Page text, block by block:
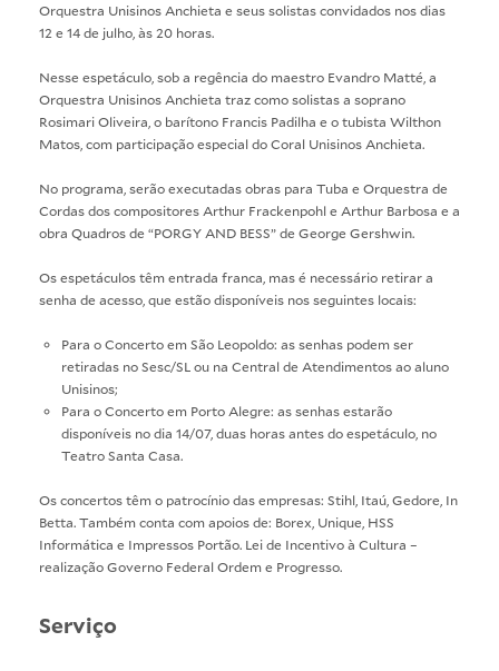
Orquestra Unisinos Anchieta e seus solistas convidados nos dias
12 e 14 de julho, às 20 horas.
Nesse espetáculo, sob a regência do maestro Evandro Matté, a
Orquestra Unisinos Anchieta traz como solistas a soprano
Rosimari Oliveira, o barítono Francis Padilha e o tubista Wilthon
Matos, com participação especial do Coral Unisinos Anchieta.
No programa, serão executadas obras para Tuba e Orquestra de
Cordas dos compositores Arthur Frackenpohl e Arthur Barbosa e a
obra Quadros de “PORGY AND BESS” de George Gershwin.
Os espetáculos têm entrada franca, mas é necessário retirar a
senha de acesso, que estão disponíveis nos seguintes locais:
Para o Concerto em São Leopoldo: as senhas podem ser
retiradas no Sesc/SL ou na Central de Atendimentos ao aluno
Unisinos;
Para o Concerto em Porto Alegre: as senhas estarão
disponíveis no dia 14/07, duas horas antes do espetáculo, no
Teatro Santa Casa.
Os concertos têm o patrocínio das empresas: Stihl, Itaú, Gedore, In
Betta. Também conta com apoios de: Borex, Unique, HSS
Informática e Impressos Portão. Lei de Incentivo à Cultura –
realização Governo Federal Ordem e Progresso.
Serviço